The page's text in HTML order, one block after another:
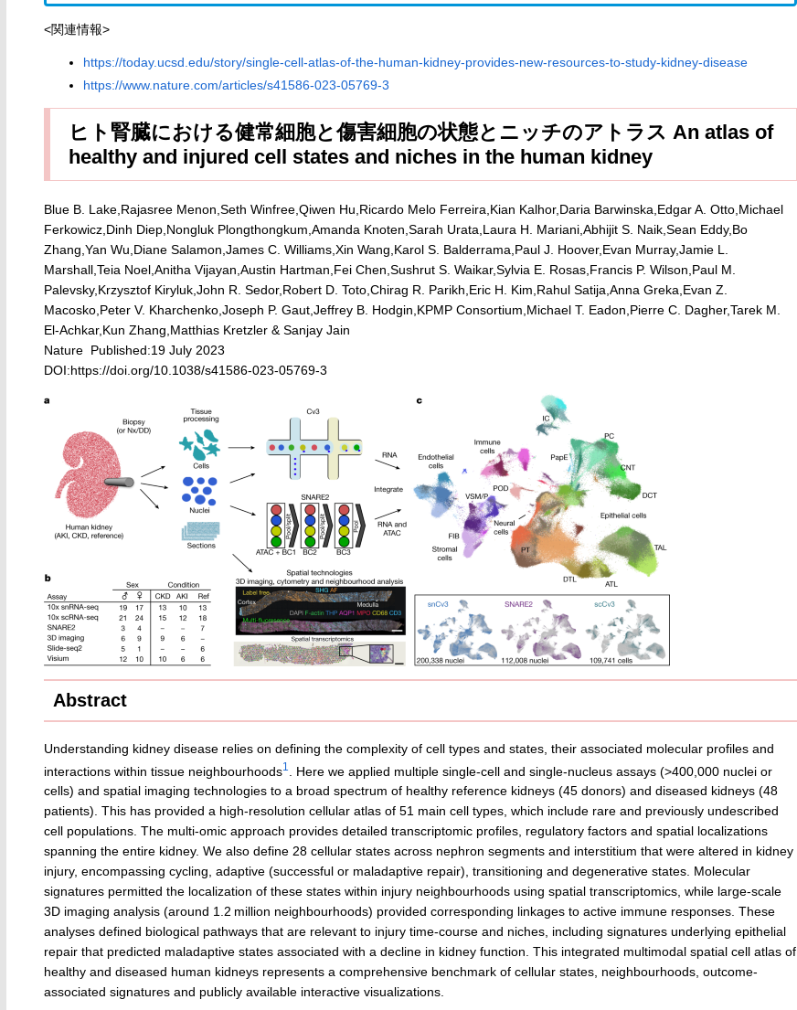
<関連情報>
https://today.ucsd.edu/story/single-cell-atlas-of-the-human-kidney-provides-new-resources-to-study-kidney-disease
https://www.nature.com/articles/s41586-023-05769-3
ヒト腎臓における健常細胞と傷害細胞の状態とニッチのアトラス An atlas of
healthy and injured cell states and niches in the human kidney
Blue B. Lake,Rajasree Menon,Seth Winfree,Qiwen Hu,Ricardo Melo Ferreira,Kian Kalhor,Daria Barwinska,Edgar A. Otto,Michael
Ferkowicz,Dinh Diep,Nongluk Plongthongkum,Amanda Knoten,Sarah Urata,Laura H. Mariani,Abhijit S. Naik,Sean Eddy,Bo
Zhang,Yan Wu,Diane Salamon,James C. Williams,Xin Wang,Karol S. Balderrama,Paul J. Hoover,Evan Murray,Jamie L.
Marshall,Teia Noel,Anitha Vijayan,Austin Hartman,Fei Chen,Sushrut S. Waikar,Sylvia E. Rosas,Francis P. Wilson,Paul M.
Palevsky,Krzysztof Kiryluk,John R. Sedor,Robert D. Toto,Chirag R. Parikh,Eric H. Kim,Rahul Satija,Anna Greka,Evan Z.
Macosko,Peter V. Kharchenko,Joseph P. Gaut,Jeffrey B. Hodgin,KPMP Consortium,Michael T. Eadon,Pierre C. Dagher,Tarek M.
El-Achkar,Kun Zhang,Matthias Kretzler & Sanjay Jain
Nature Published:19 July 2023
DOI:https://doi.org/10.1038/s41586-023-05769-3
Abstract
Understanding kidney disease relies on defining the complexity of cell types and states, their associated molecular profiles and
interactions within tissue neighbourhoods1
. Here we applied multiple single-cell and single-nucleus assays (>400,000 nuclei or
cells) and spatial imaging technologies to a broad spectrum of healthy reference kidneys (45 donors) and diseased kidneys (48
patients). This has provided a high-resolution cellular atlas of 51 main cell types, which include rare and previously undescribed
cell populations. The multi-omic approach provides detailed transcriptomic profiles, regulatory factors and spatial localizations
spanning the entire kidney. We also define 28 cellular states across nephron segments and interstitium that were altered in kidney
injury, encompassing cycling, adaptive (successful or maladaptive repair), transitioning and degenerative states. Molecular
signatures permitted the localization of these states within injury neighbourhoods using spatial transcriptomics, while large-scale
3D imaging analysis (around 1.2 million neighbourhoods) provided corresponding linkages to active immune responses. These
analyses defined biological pathways that are relevant to injury time-course and niches, including signatures underlying epithelial
repair that predicted maladaptive states associated with a decline in kidney function. This integrated multimodal spatial cell atlas of
healthy and diseased human kidneys represents a comprehensive benchmark of cellular states, neighbourhoods, outcome-
associated signatures and publicly available interactive visualizations.